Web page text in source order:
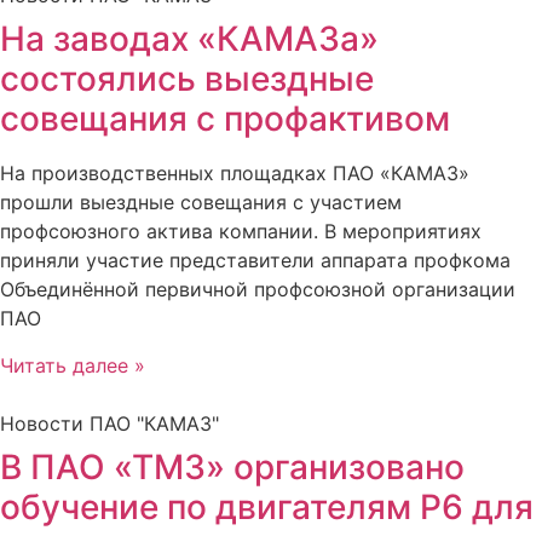
На заводах «КАМАЗа»
состоялись выездные
совещания с профактивом
На производственных площадках ПАО «КАМАЗ»
прошли выездные совещания с участием
профсоюзного актива компании. В мероприятиях
приняли участие представители аппарата профкома
Объединённой первичной профсоюзной организации
ПАО
Читать далее »
Новости ПАО "КАМАЗ"
В ПАО «ТМЗ» организовано
обучение по двигателям Р6 для